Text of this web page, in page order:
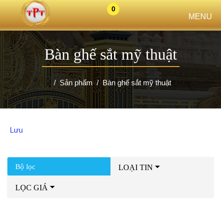
0
MENU
Bàn ghế sắt mỹ thuật
Sản phẩm Bàn ghế sắt mỹ thuật
Lưu
Bộ lọc LOẠI TIN
LỌC GIÁ